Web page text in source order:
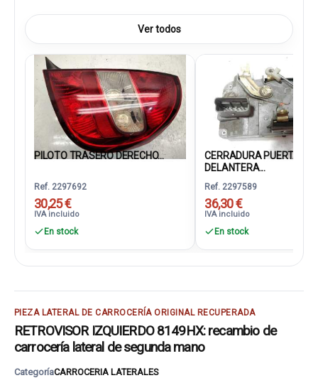
Ver todos
PILOTO TRASERO DERECHO...
Ref. 2297692
30,25 €
IVA incluido
En stock
CERRADURA PUERTA
DELANTERA...
Ref. 2297589
36,30 €
IVA incluido
En stock
PIEZA LATERAL DE CARROCERÍA ORIGINAL RECUPERADA
RETROVISOR IZQUIERDO 8149HX: recambio de
carrocería lateral de segunda mano
CategoríaCARROCERIA LATERALES